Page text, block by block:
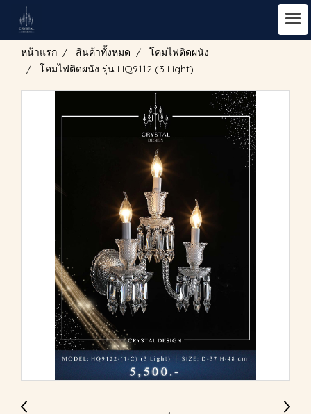
หน้าแรก สินค้าทั้งหมด
โคมไฟติดผนัง
โคมไฟติดผนัง รุ่น HQ9112 (3 Light)